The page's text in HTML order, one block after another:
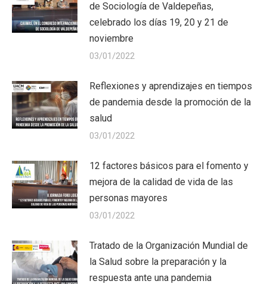
de Sociología de Valdepeñas,
celebrado los días 19, 20 y 21 de
noviembre
03/01/2022
Reflexiones y aprendizajes en tiempos
de pandemia desde la promoción de la
salud
03/01/2022
12 factores básicos para el fomento y
mejora de la calidad de vida de las
personas mayores
03/01/2022
Tratado de la Organización Mundial de
la Salud sobre la preparación y la
respuesta ante una pandemia